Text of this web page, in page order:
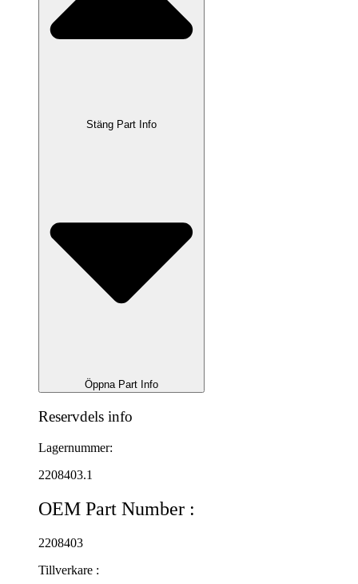
Stäng Part Info
Öppna Part Info
Reservdels info
Lagernummer:
2208403.1
OEM Part Number :
2208403
Tillverkare :